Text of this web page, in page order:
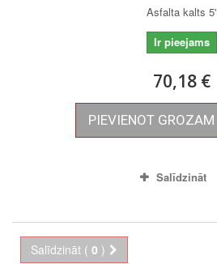
Asfalta kalts 5'
Ir pieejams
70,18 €
PIEVIENOT GROZAM
Salīdzināt
Salīdzināt ( 0 )